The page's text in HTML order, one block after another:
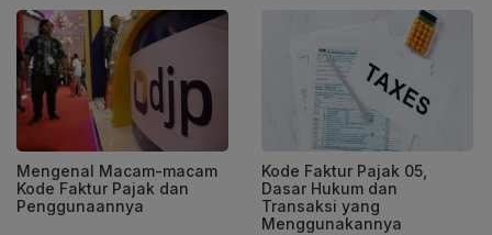
Mengenal Macam-macam
Kode Faktur Pajak dan
Penggunaannya
Kode Faktur Pajak 05,
Dasar Hukum dan
Transaksi yang
Menggunakannya